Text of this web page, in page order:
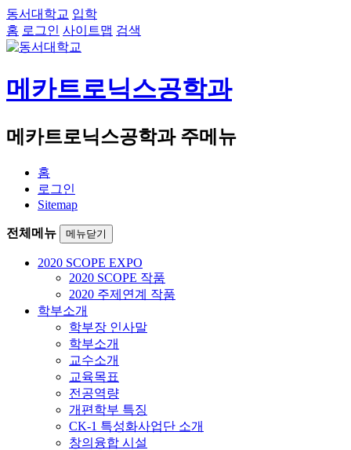
동서대학교 입학
홈 로그인 사이트맵 검색
메카트로닉스공학과
메카트로닉스공학과 주메뉴
홈
로그인
Sitemap
전체메뉴 메뉴닫기
2020 SCOPE EXPO
2020 SCOPE 작품
2020 주제연계 작품
학부소개
학부장 인사말
학부소개
교수소개
교육목표
전공역량
개편학부 특징
CK-1 특성화사업단 소개
창의융합 시설